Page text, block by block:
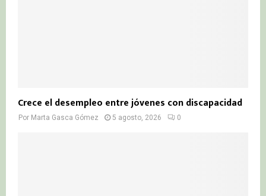
Crece el desempleo entre jóvenes con discapacidad
Por Marta Gasca Gómez 5 agosto, 2026 0